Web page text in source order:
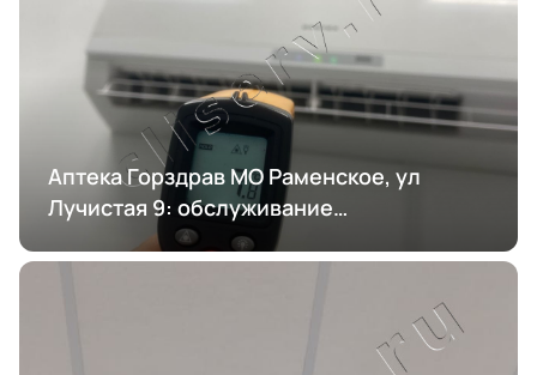
Аптека Горздрав МО Раменское, ул
Лучистая 9: обслуживание
кондиционирования